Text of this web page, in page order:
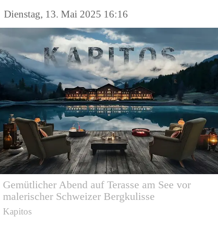
Gemütlicher Abend auf Terasse am See vor
malerischer Schweizer Bergkulisse
Kapitos
Dienstag, 13. Mai 2025 16:16